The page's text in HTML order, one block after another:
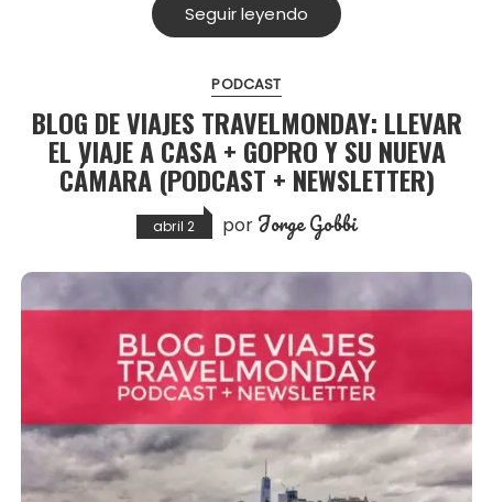
Seguir leyendo
PODCAST
BLOG DE VIAJES TRAVELMONDAY: LLEVAR
EL VIAJE A CASA + GOPRO Y SU NUEVA
CÁMARA (PODCAST + NEWSLETTER)
abril 2 por Jorge Gobbi